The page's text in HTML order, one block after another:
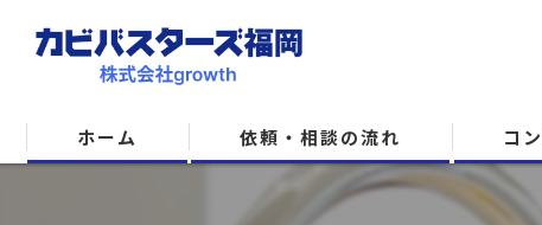
ホーム 依頼・相談の流れ コ